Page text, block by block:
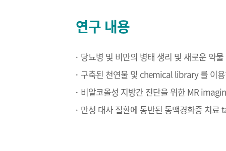
연구 내용
당뇨병 및 비만의 병태 생리 및 새로운 약
구축된 천연물 및 chemical library 를 이
비알코올성 지방간 진단을 위한 MR
만성 대사 질환에 동반된 동맥경화증 치료